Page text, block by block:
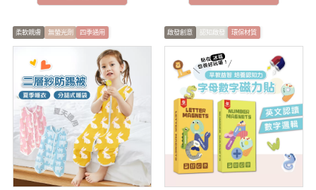
柔軟親膚 無螢光劑 四季通用 啟發創意 認知啟發 環保材質